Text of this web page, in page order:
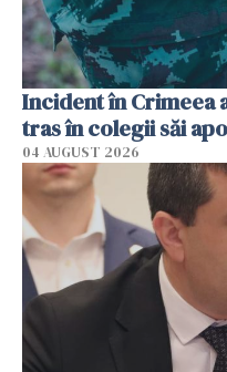
Incident în Crimeea
tras în colegii săi
04 AUGUST 2026